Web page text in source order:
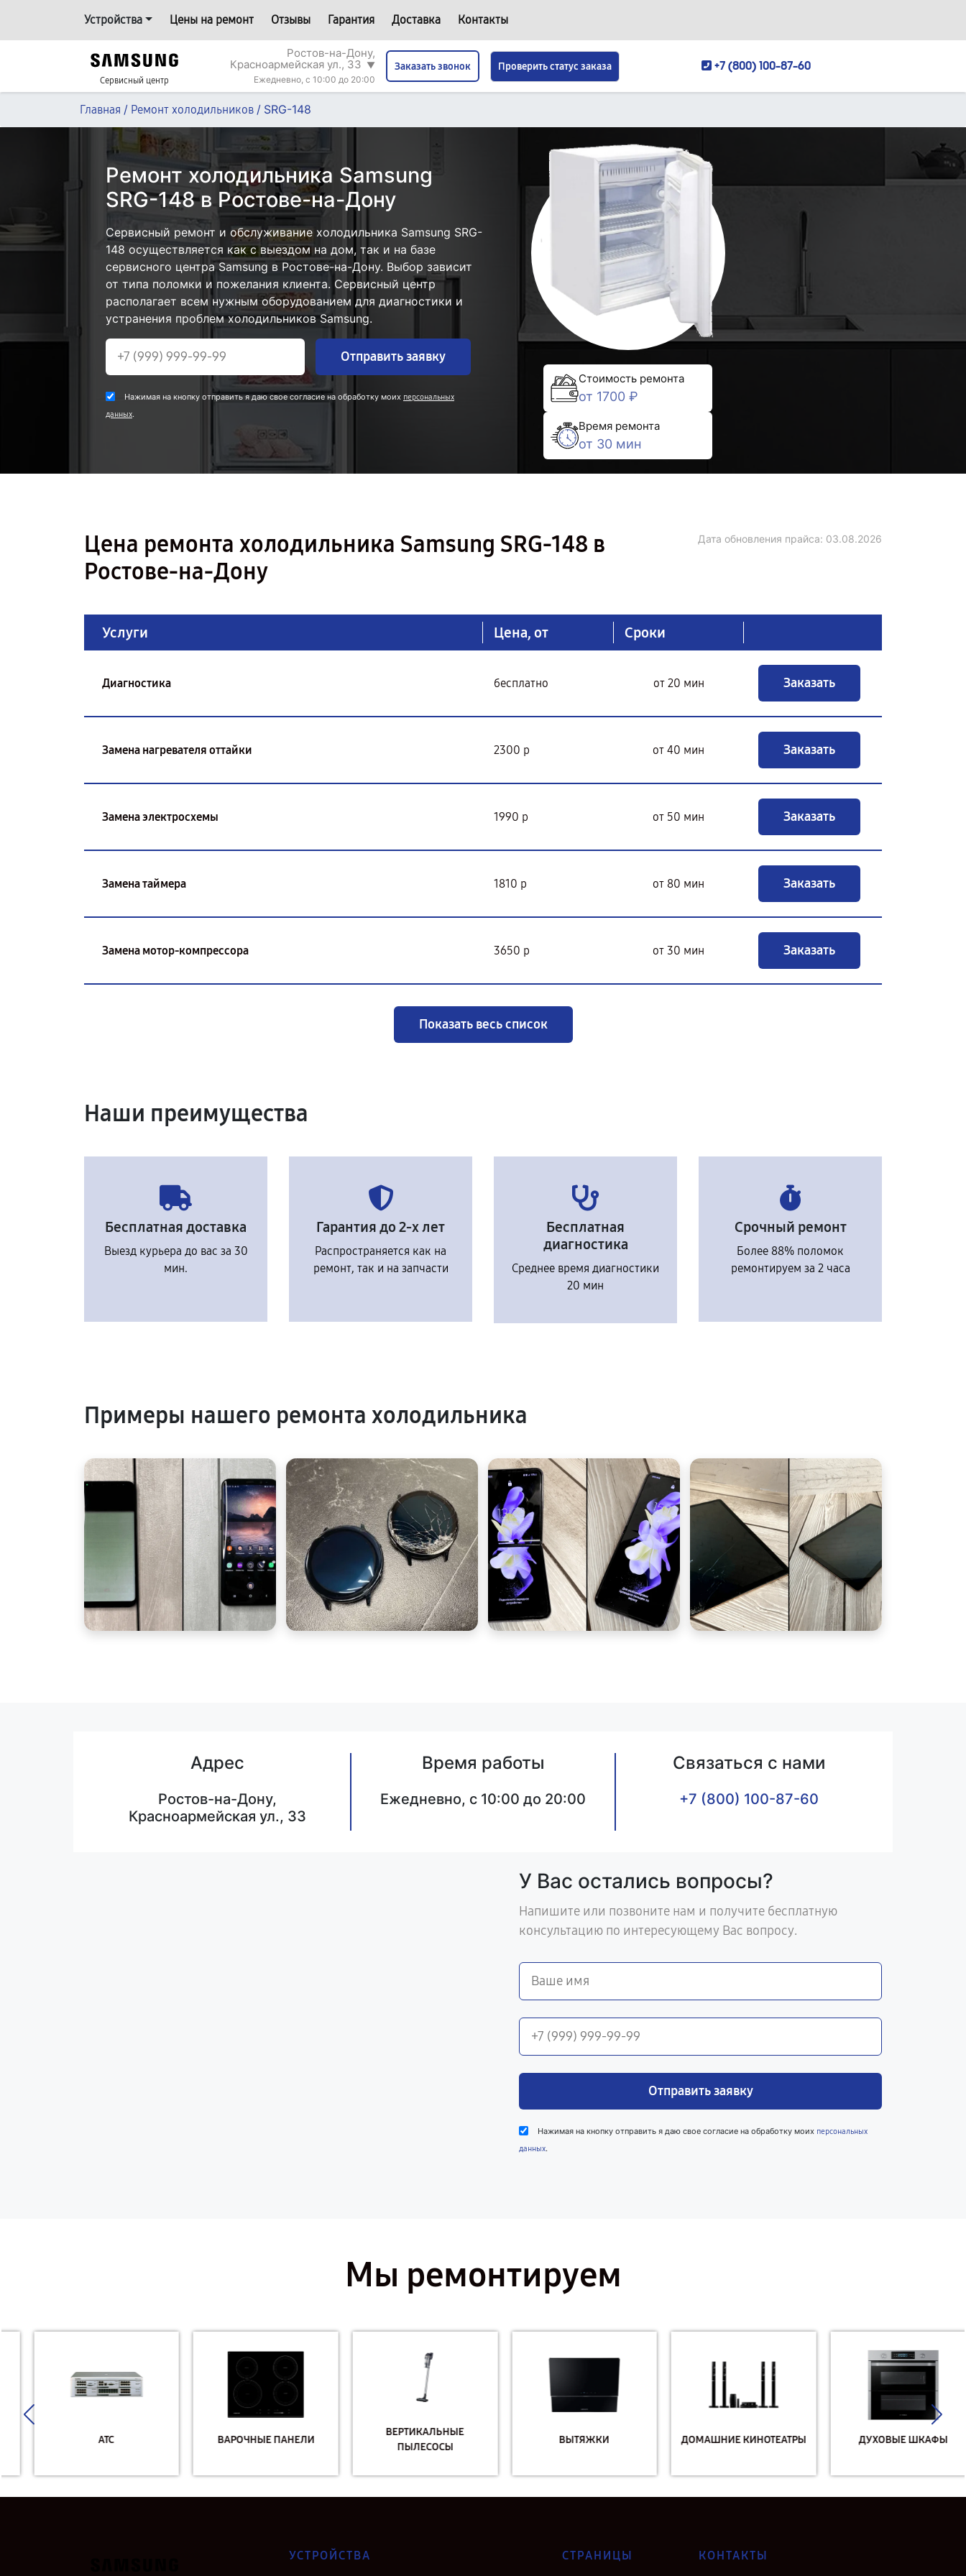
Устройства Цены на ремонт Отзывы Гарантия Доставка Контакты
Сервисный центр
Ростов-на-Дону,
Красноармейская ул., 33 ▼
Ежедневно, с 10:00 до 20:00
Заказать звонок Проверить статус заказа +7 (800) 100-87-60
Главная / Ремонт холодильников / SRG-148
Ремонт холодильника Samsung
SRG-148 в Ростове-на-Дону
Сервисный ремонт и обслуживание холодильника Samsung SRG-
148 осуществляется как с выездом на дом, так и на базе
сервисного центра Samsung в Ростове-на-Дону. Выбор зависит
от типа поломки и пожелания клиента. Сервисный центр
располагает всем нужным оборудованием для диагностики и
устранения проблем холодильников Samsung.
Отправить заявку
Нажимая на кнопку отправить я даю свое согласие на обработку моих персональных
данных.
Стоимость ремонта
от 1700 ₽
Время ремонта
от 30 мин
Цена ремонта холодильника Samsung SRG-148 в
Ростове-на-Дону
Дата обновления прайса: 03.08.2026
Услуги Цена, от Сроки
Диагностика бесплатно от 20 мин Заказать
Замена нагревателя оттайки 2300 р от 40 мин Заказать
Замена электросхемы 1990 р от 50 мин Заказать
Замена таймера 1810 р от 80 мин Заказать
Замена мотор-компрессора 3650 р от 30 мин Заказать
Показать весь список
Наши преимущества
Бесплатная доставка
Выезд курьера до вас за 30
мин.
Гарантия до 2-х лет
Распространяется как на
ремонт, так и на запчасти
Бесплатная
диагностика
Среднее время диагностики
20 мин
Срочный ремонт
Более 88% поломок
ремонтируем за 2 часа
Примеры нашего ремонта холодильника
Адрес
Ростов-на-Дону,
Красноармейская ул., 33
Время работы
Ежедневно, с 10:00 до 20:00
Связаться с нами
+7 (800) 100-87-60
У Вас остались вопросы?
Напишите или позвоните нам и получите бесплатную
консультацию по интересующему Вас вопросу.
Отправить заявку
Нажимая на кнопку отправить я даю свое согласие на обработку моих персональных
данных.
Мы ремонтируем
ВАРОЧНЫЕ ПАНЕЛИ
ВЕРТИКАЛЬНЫЕ
ПЫЛЕСОСЫ
ВЫТЯЖКИ ДОМАШНИЕ КИНОТЕАТРЫ ДУХОВЫЕ ШКАФЫ
УСТРОЙСТВА СТРАНИЦЫ КОНТАКТЫ